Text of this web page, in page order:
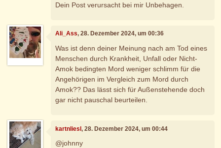
Dein Post verursacht bei mir Unbehagen.
Ali_Ass, 28. Dezember 2024, um 00:36
Was ist denn deiner Meinung nach am Tod eines
Menschen durch Krankheit, Unfall oder Nicht-
Amok bedingten Mord weniger schlimm für die
Angehörigen im Vergleich zum Mord durch
Amok?? Das lässt sich für Außenstehende doch
gar nicht pauschal beurteilen.
kartnliesl, 28. Dezember 2024, um 00:44
@johnny